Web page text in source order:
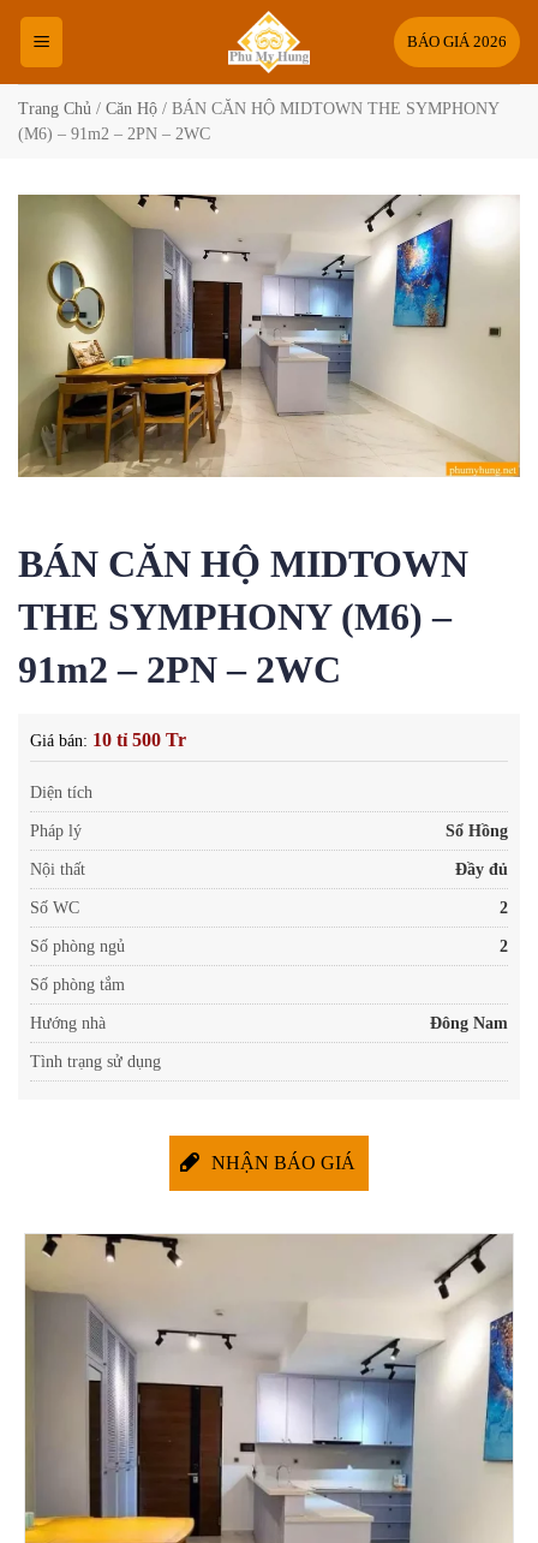
Bỏ
nội
dung
BÁO GIÁ 2026
Trang Chủ / Căn Hộ / BÁN CĂN HỘ MIDTOWN THE SYMPHONY
(M6) – 91m2 – 2PN – 2WC
BÁN CĂN HỘ MIDTOWN
THE SYMPHONY (M6) –
91m2 – 2PN – 2WC
Giá bán: 10 tỉ 500 Tr
Diện tích
Pháp lý Sổ Hồng
Nội thất Đầy đủ
Số WC 2
Số phòng ngủ 2
Số phòng tắm
Hướng nhà Đông Nam
Tình trạng sử dụng
NHẬN BÁO GIÁ